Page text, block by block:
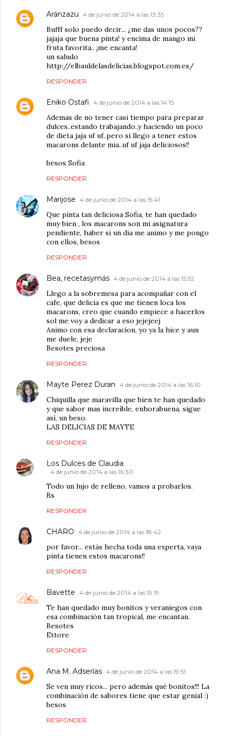
Aránzazu 4 de junio de 2014 a las 13:35
Bufff solo puedo decir... ¿me das unos pocos??
jajaja que buena pinta! y encima de mango mi
fruta favorita.. ¡me encanta!
un saludo
http://elbauldelasdelicias.blogspot.com.es/
RESPONDER
Eniko Ostafi 4 de junio de 2014 a las 14:15
Ademas de no tener casi tiempo para preparar
dulces..estando trabajando..y haciendo un poco
de dieta jaja uf uf..pero si llego a tener estos
macarons delante mia..uf uf jaja deliciosos!!
besos Sofia
RESPONDER
Marijose 4 de junio de 2014 a las 15:41
Que pinta tan deliciosa Sofia, te han quedado
muy bien , los macarons son mi asignatura
pendiente, haber si un dia me animo y me pongo
con ellos, besos
RESPONDER
Bea, recetasymás 4 de junio de 2014 a las 15:52
Llego a la sobremesa para acompañar con el
cafe, que delicia es que me tienen loca los
macarons, creo que cuando empiece a hacerlos
sol me voy a dedicar a eso jejejeej
Animo con esa declaracion, yo ya la hice y aun
me duele, jeje
Besotes preciosa
RESPONDER
Mayte Perez Duran 4 de junio de 2014 a las 16:10
Chiquilla que maravilla que bien te han quedado
y que sabor mas increíble, enhorabuena, sigue
así, un beso.
LAS DELICIAS DE MAYTE
RESPONDER
Los Dulces de Claudia
4 de junio de 2014 a las 16:30
Todo un lujo de relleno, vamos a probarlos.
Bs
RESPONDER
CHARO 4 de junio de 2014 a las 18:42
por favor... estás hecha toda una experta, vaya
pinta tienen estos macarons!!
RESPONDER
Bavette 4 de junio de 2014 a las 19:19
Te han quedado muy bonitos y veraniegos con
esa combinación tan tropical, me encantan.
Besotes
Ettore
RESPONDER
Ana M. Adserías 4 de junio de 2014 a las 19:51
Se ven muy ricos... pero además qué bonitos!!! La
combinación de sabores tiene que estar genial :)
besos
RESPONDER